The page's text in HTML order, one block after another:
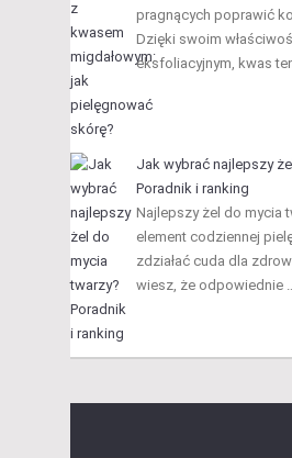
pragnących poprawić
Dzięki swoim
eksfoliacyjnym, kwas
Jak wybrać najlepszy
Poradnik i ranking
Najlepszy żel do mycia
element codziennej
zdziałać cuda dla
wiesz, że odpowiednie …